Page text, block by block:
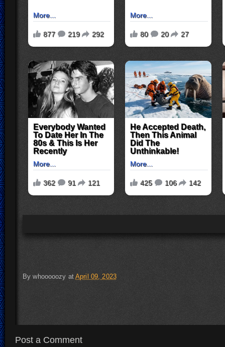
Bywhooooozy atApril 09, 2023
Post a Comment